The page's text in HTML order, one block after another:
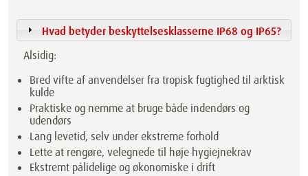
Hvad betyder beskyttelsesklasserne IP68 og IP65?
Alsidig:
Bred vifte af anvendelser fra tropisk fugtighed til arktisk
kulde
Praktiske og nemme at bruge både indendørs og
udendørs
Lang levetid, selv under ekstreme forhold
Lette at rengøre, velegnede til høje hygiejnekrav
Ekstremt pålidelige og økonomiske i drift